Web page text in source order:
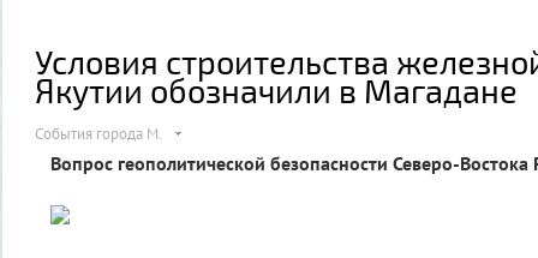
Условия строительства
Якутии обозначили в Магадане
События города М.
Вопрос геополитической безопасности Северо-Востока